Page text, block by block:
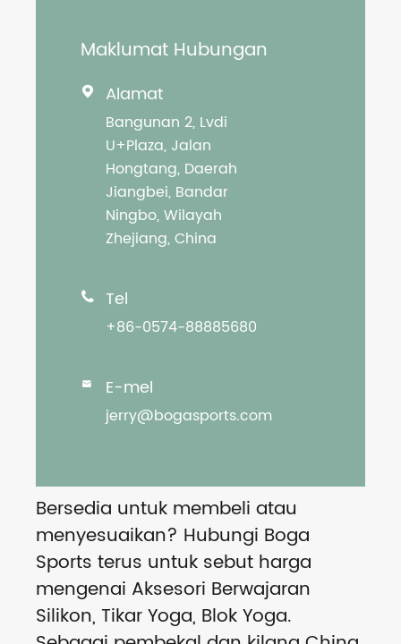
Maklumat Hubungan
 Alamat
Bangunan 2, Lvdi
U+Plaza, Jalan
Hongtang, Daerah
Jiangbei, Bandar
Ningbo, Wilayah
Zhejiang, China
 Tel
+86-0574-88885680
 E-mel
jerry@bogasports.com
Bersedia untuk membeli atau
menyesuaikan? Hubungi Boga
Sports terus untuk sebut harga
mengenai Aksesori Berwajaran
Silikon, Tikar Yoga, Blok Yoga.